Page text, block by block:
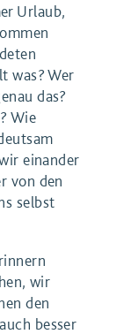
Urlaub,
was? Wer
das?
Wie
einander
von den
selbst
wir
den
besser